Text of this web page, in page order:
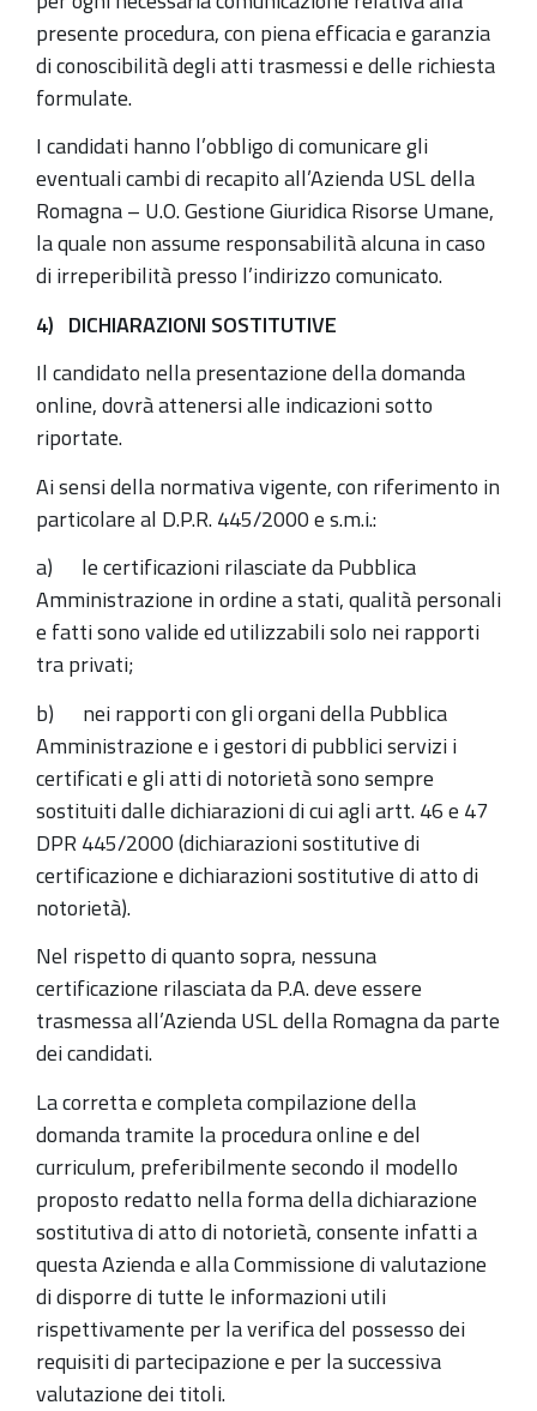
presente procedura, con piena efficacia e garanzia
di conoscibilità degli atti trasmessi e delle richiesta
formulate.
I candidati hanno l’obbligo di comunicare gli
eventuali cambi di recapito all’Azienda USL della
Romagna – U.O. Gestione Giuridica Risorse Umane,
la quale non assume responsabilità alcuna in caso
di irreperibilità presso l’indirizzo comunicato.
4) DICHIARAZIONI SOSTITUTIVE
Il candidato nella presentazione della domanda
online, dovrà attenersi alle indicazioni sotto
riportate.
Ai sensi della normativa vigente, con riferimento in
particolare al D.P.R. 445/2000 e s.m.i.:
a) le certificazioni rilasciate da Pubblica
Amministrazione in ordine a stati, qualità personali
e fatti sono valide ed utilizzabili solo nei rapporti
tra privati;
b) nei rapporti con gli organi della Pubblica
Amministrazione e i gestori di pubblici servizi i
certificati e gli atti di notorietà sono sempre
sostituiti dalle dichiarazioni di cui agli artt. 46 e 47
DPR 445/2000 (dichiarazioni sostitutive di
certificazione e dichiarazioni sostitutive di atto di
notorietà).
Nel rispetto di quanto sopra, nessuna
certificazione rilasciata da P.A. deve essere
trasmessa all’Azienda USL della Romagna da parte
dei candidati.
La corretta e completa compilazione della
domanda tramite la procedura online e del
curriculum, preferibilmente secondo il modello
proposto redatto nella forma della dichiarazione
sostitutiva di atto di notorietà, consente infatti a
questa Azienda e alla Commissione di valutazione
di disporre di tutte le informazioni utili
rispettivamente per la verifica del possesso dei
requisiti di partecipazione e per la successiva
valutazione dei titoli.